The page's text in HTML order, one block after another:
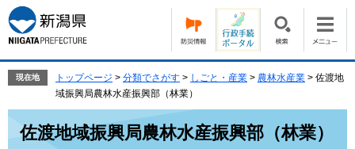
ー
ジ
の
で
ニ
ュ
ー
ば
現在地 トップページ > 分類でさがす > しごと・産業 > 農林水産業 > 佐渡地
域振興局農林水産振興部（林業）
佐渡地域振興局農林水産振興部（林業）